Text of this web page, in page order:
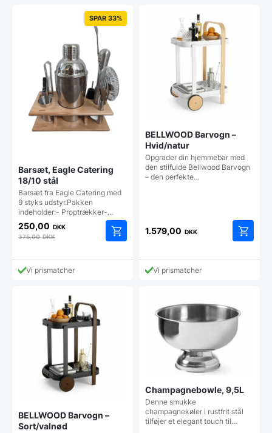
SPAR 33%
Barsæt, Eagle Catering
18/10 stål
Barsæt fra Eagle Catering med
9 styks udstyr.Pakken
indeholder:- Proptrækker-…
250,00 DKK
375,00DKK
Vi prismatcher
BELLWOOD Barvogn –
Hvid/natur
Opgrader din hjemmebar med
den stilfulde Bellwood Barvogn
– den perfekte…
1.579,00 DKK
Vi prismatcher
BELLWOOD Barvogn –
Sort/valnød
Champagnebowle, 9,5L
Denne smukke
champagnekøler i rustfrit stål
tilføjer et elegant touch til…